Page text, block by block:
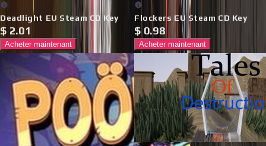
Deadlight EU Steam CD Key
$ 2.01
Acheter maintenant
Flockers EU Steam CD Key
$ 0.98
Acheter maintenant